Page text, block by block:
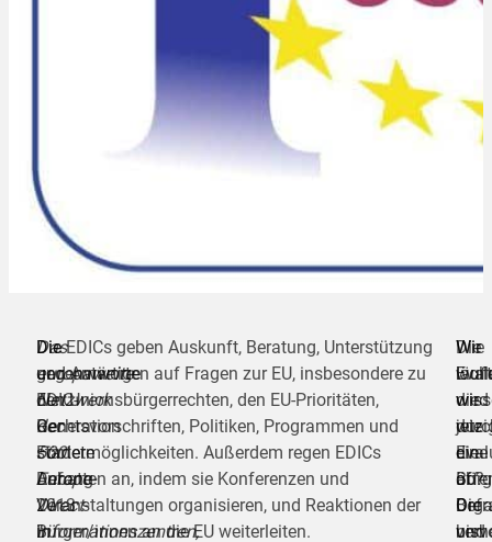
Das
europaweite
Netzwerk
der
500
Europe-
Direct-
Informationszentren,
Die
gegenwärtige
EDIC-
Generation
startete
Anfang
2013
in
Die EDICs geben Auskunft, Beratung, Unterstützung
und Antworten auf Fragen zur EU, insbesondere zu
den Unionsbürgerrechten, den EU-Prioritäten,
Rechtsvorschriften, Politiken, Programmen und
Fördermöglichkeiten. Außerdem regen EDICs
Debatten an, indem sie Konferenzen und
Veranstaltungen organisieren, und Reaktionen der
Bürger/innen an die EU weiterleiten.
Wie
läuft
die
ab?
Die
Die
wird
eine
Wir
wie
die
und